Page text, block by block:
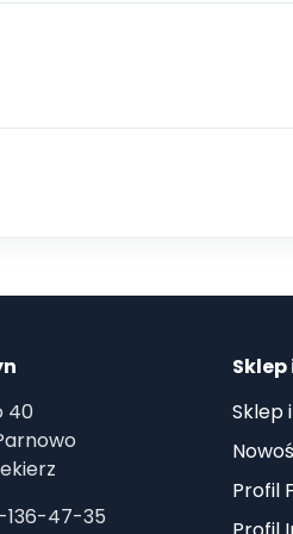
40
136-47-35
Sklep
Profil